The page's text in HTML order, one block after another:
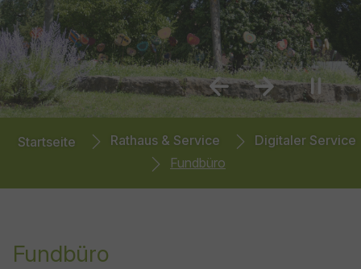
PreviousNext
Startseite Rathaus & Service
Digitaler Service
Fundbüro
Fundbüro